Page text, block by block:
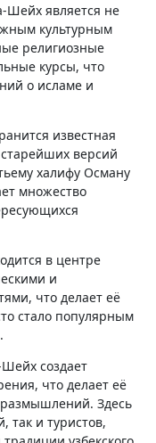
Шейх является не
культурным
религиозные
курсы, что
о исламе и
известная
версий
халифу Осману
множество
в центре
и
что делает её
стало популярным
создает
что делает её
Здесь
так и туристов,